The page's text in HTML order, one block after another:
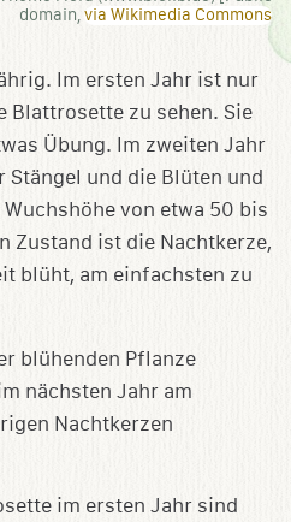
domain,via Wikimedia Commons
Im ersten Jahr ist nur
Blattrosette zu sehen. Sie
Übung. Im zweiten Jahr
und die Blüten und
von etwa 50 bis
Zustand ist die Nachtkerze,
blüht, am einfachsten zu
blühenden Pflanze
nächsten Jahr am
Nachtkerzen
im ersten Jahr sind